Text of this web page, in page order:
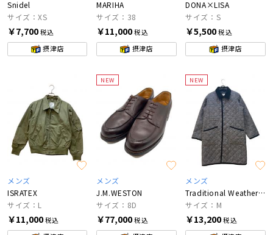
Snidel
サイズ：XS
￥7,700税込
摂津店
MARIHA
サイズ：38
￥11,000税込
摂津店
DONA×LISA
サイズ：S
￥5,500税込
摂津店
メンズ
ISRATEX
サイズ：L
￥11,000税込
NEW
メンズ
J.M.WESTON
サイズ：8D
￥77,000税込
NEW
メンズ
Traditional Weatherwear
サイズ：M
￥13,200税込